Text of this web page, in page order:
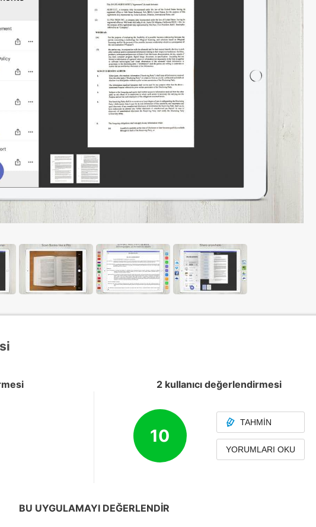
2 kullanıcı değerlendirmesi
10
TAHMIN
YORUMLARI OKU
BU UYGULAMAYI DEĞERLENDIR